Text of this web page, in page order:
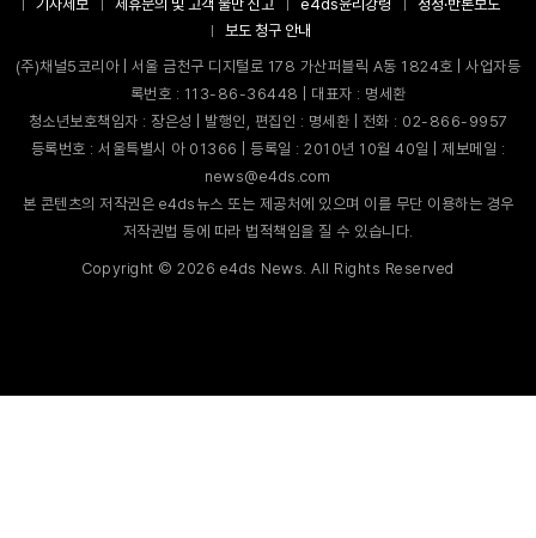
기사제보
제휴문의 및 고객 불만 신고 e4ds윤리강령
정정·반론보도
보도 청구 안내
(주)채널5코리아 | 서울 금천구 디지털로 178 가산퍼블릭 A동 1824호 | 사업자등
록번호 : 113-86-36448 | 대표자 : 명세환
청소년보호책임자 : 장은성 | 발행인, 편집인 : 명세환 | 전화 : 02-866-9957
등록번호 : 서울특별시 아 01366 | 등록일 : 2010년 10월 40일 | 제보메일 :
news@e4ds.com
본 콘텐츠의 저작권은 e4ds뉴스 또는 제공처에 있으며 이를 무단 이용하는 경우
저작권법 등에 따라 법적책임을 질 수 있습니다.
Copyright ©2026 e4ds News. All Rights Reserved